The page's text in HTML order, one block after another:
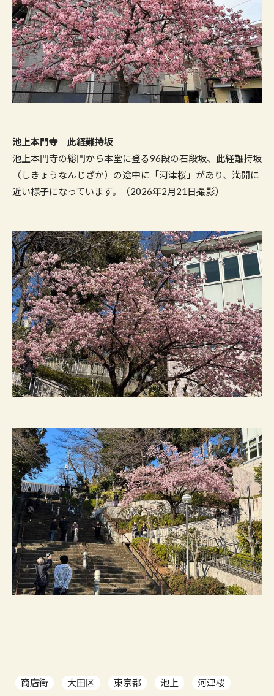
池上本門寺 此経難持坂
池上本門寺の総門から本堂に登る96段の石段坂、此経難持坂
（しきょうなんじざか）の途中に「河津桜」があり、満開に
近い様子になっています。（2026年2月21日撮影）
商店街 大田区 東京都 池上 河津桜